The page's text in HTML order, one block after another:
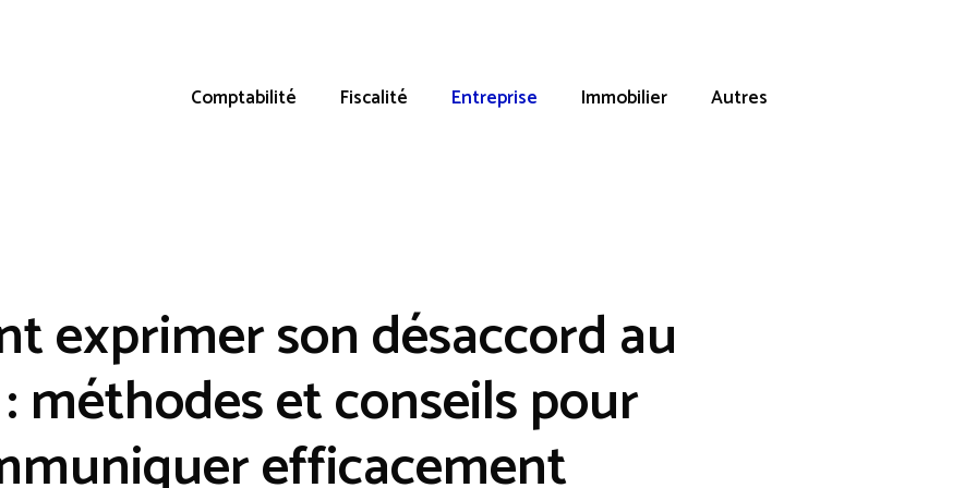
Comptabilité Fiscalité Entreprise Immobilier Autres
exprimer son désaccord au
méthodes et conseils pour
efficacement